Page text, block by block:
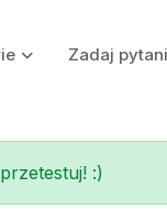
Zadaj
:)